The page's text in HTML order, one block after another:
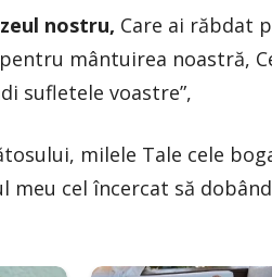
nostru, Care ai răbdat
mântuirea noastră,
sufletele voastre”,
milele Tale cele
meu cel încercat să